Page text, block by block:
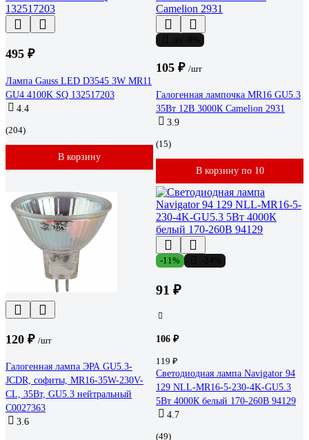
495 ₽
Лампа Gauss LED D3545 3W MR11
GU4 4100K SQ 132517203
4.4
(204)
В корзину
105 ₽ /шт
Галогенная лампочка MR16 GU5.3
35Вт 12В 3000К Camelion 2931
3.9
(15)
В корзину по 10
120 ₽ /шт
Галогенная лампа ЭРА GU5.3-
JCDR, софиты, MR16-35W-230V-
CL, 35Вт, GU5.3 нейтральный
C0027363
3.6
-11%
91 ₽
106 ₽
119 ₽
Светодиодная лампа Navigator 94
129 NLL-MR16-5-230-4K-GU5.3
5Вт 4000К белый 170-260В 94129
4.7
(49)